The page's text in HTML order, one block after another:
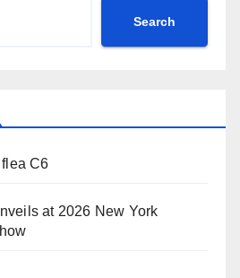
Search
C6
at 2026 New York